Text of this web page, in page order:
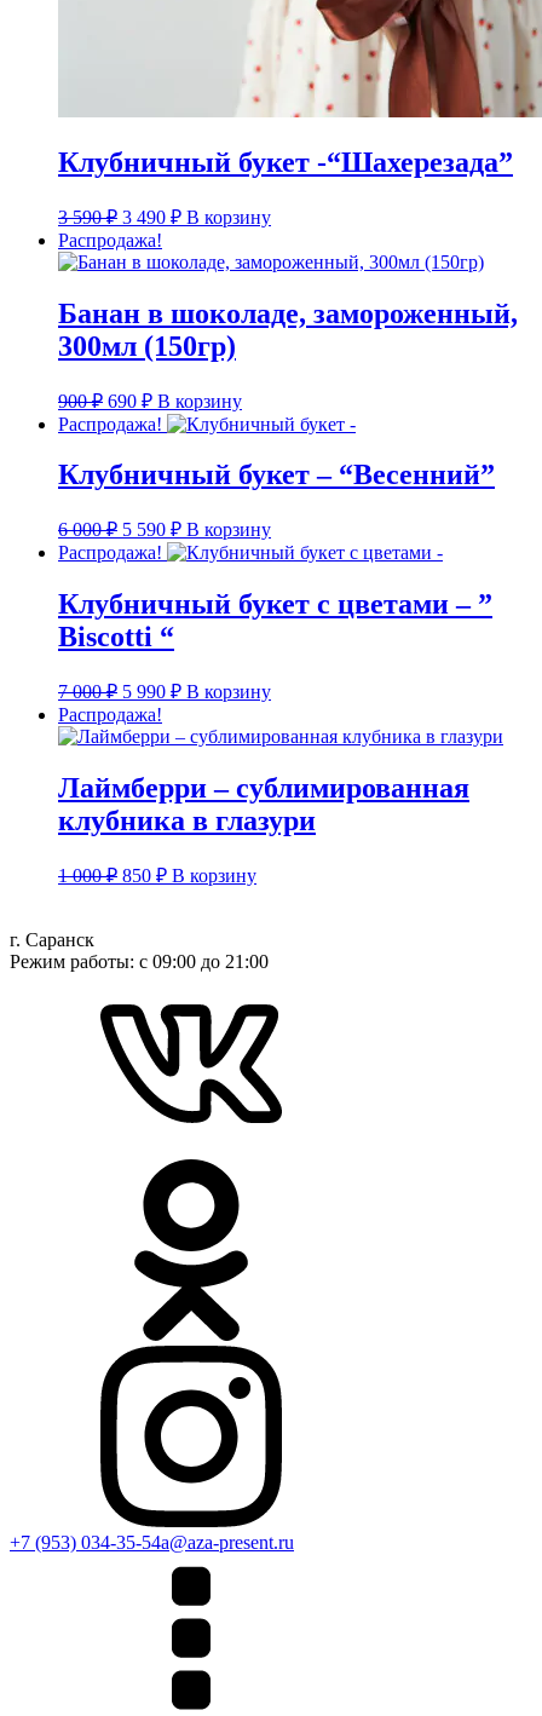
Клубничный букет -“Шахерезада”
3 590₽ Первоначальная
цена
составляла
3
3 490 ₽Текущая
цена:
3
В корзину
Распродажа!
Банан в шоколаде, замороженный,
300мл (150гр)
900₽ Первоначальная
цена
составляла
900 ₽.
690 ₽Текущая
цена:
В корзину
Распродажа!
Клубничный букет – “Весенний”
6 000₽ Первоначальная
цена
составляла
6
000 ₽.
5 590 ₽Текущая
цена:
5
590 ₽.
В корзину
Распродажа!
Клубничный букет с цветами – ”
Biscotti “
7 000₽ Первоначальная
цена
составляла
7
000 ₽.
5 990 ₽Текущая
цена:
В корзину
Распродажа!
Лаймберри – сублимированная
клубника в глазури
1 000₽ Первоначальная
000 ₽.
850 ₽Текущая
цена:
В корзину
г. Саранск
Режим работы: с 09:00 до 21:00
+7 (953) 034-35-54a@aza-present.ru